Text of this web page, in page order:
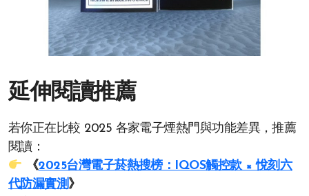
延伸閱讀推薦
若你正在比較 2025 各家電子煙熱門與功能差異，推薦
閱讀：
《2025台灣電子菸熱搜榜：IQOS觸控款 × 悅刻六
代防漏實測》